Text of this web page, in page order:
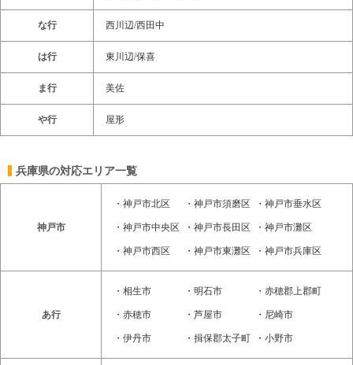
な行 西川辺/西田中
は行 東川辺/保喜
ま行 美佐
や行 屋形
兵庫県の対応エリア一覧
神戸市
・ 神戸市北区 ・ 神戸市須磨区 ・ 神戸市垂水区
・ 神戸市中央区 ・ 神戸市長田区 ・ 神戸市灘区
・ 神戸市西区 ・ 神戸市東灘区 ・ 神戸市兵庫区
あ行
・ 相生市 ・ 明石市 ・ 赤穂郡上郡町
・ 赤穂市 ・ 芦屋市 ・ 尼崎市
・ 伊丹市 ・ 揖保郡太子町 ・ 小野市